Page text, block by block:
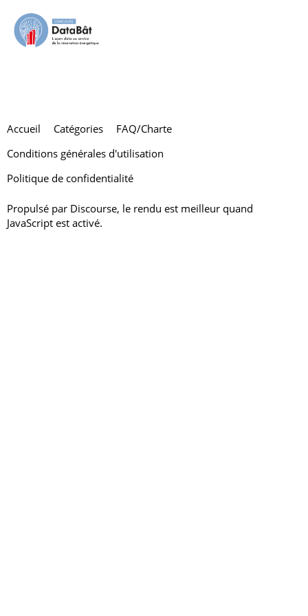
clemencechevalier
Accueil Catégories
FAQ/Charte
Conditions générales d'utilisation
Politique de confidentialité
Propulsé par Discourse, le rendu est meilleur quand
JavaScript est activé.